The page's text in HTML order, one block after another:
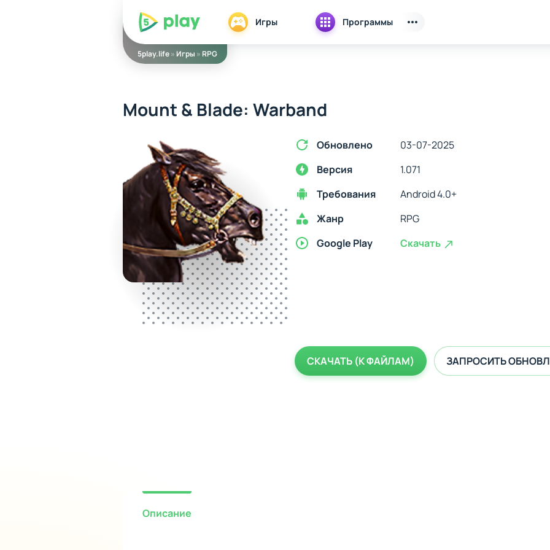
5play Игры Программы
5play.life»Игры »RPG
Mount & Blade: Warband
Обновлено
03-07-2025
Версия
1.071
Требования
Android 4.0+
Жанр
RPG
Google Play
Скачать
СКАЧАТЬ (К ФАЙЛАМ) ЗАПРОСИТЬ
Описание